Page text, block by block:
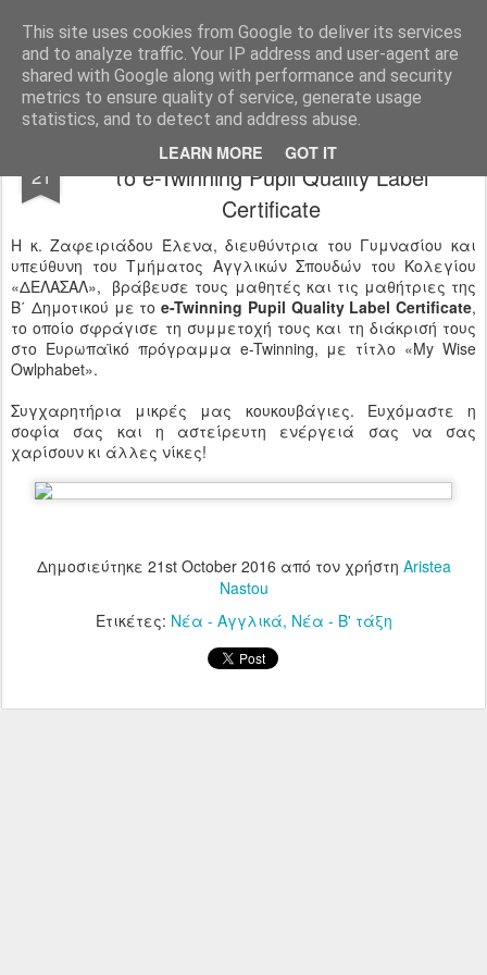
This site uses cookies from Google to deliver its services
and to analyze traffic. Your IP address and user-agent are
shared with Google along with performance and security
metrics to ensure quality of service, generate usage
statistics, and to detect and address abuse.
LEARN MORE GOT IT
Ιδιωτικό Δημοτικό Σχολείο "Ι.Μ.ΔΕΛΑΣΑΛ"
21
Βράβευση μαθητών της Β΄ τάξης με
το e-Twinning Pupil Quality Label
Certificate
Η κ. Ζαφειριάδου Έλενα, διευθύντρια του Γυμνασίου και
υπεύθυνη του Τμήματος Αγγλικών Σπουδών του Κολεγίου
«ΔΕΛΑΣΑΛ», βράβευσε τους μαθητές και τις μαθήτριες της
Β΄ Δημοτικού με το e-Twinning Pupil Quality Label Certificate,
το οποίο σφράγισε τη συμμετοχή τους και τη διάκρισή τους
στο Ευρωπαϊκό πρόγραμμα e-Twinning, με τίτλο «My Wise
Owlphabet».
Συγχαρητήρια μικρές μας κουκουβάγιες. Ευχόμαστε η
σοφία σας και η αστείρευτη ενέργειά σας να σας
χαρίσουν κι άλλες νίκες!
Δημοσιεύτηκε 21st October 2016 από τον χρήστη Aristea
Nastou
Ετικέτες: Νέα - Αγγλικά Νέα - Β' τάξη